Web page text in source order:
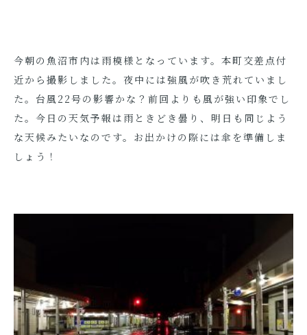
今朝の魚沼市内は雨模様となっています。本町交差点付
近から撮影しました。夜中には強風が吹き荒れていまし
た。台風22号の影響かな？前回よりも風が強い印象でし
た。今日の天気予報は雨ときどき曇り、明日も同じよう
な天候みたいなのです。お出かけの際には傘を準備しま
しょう！